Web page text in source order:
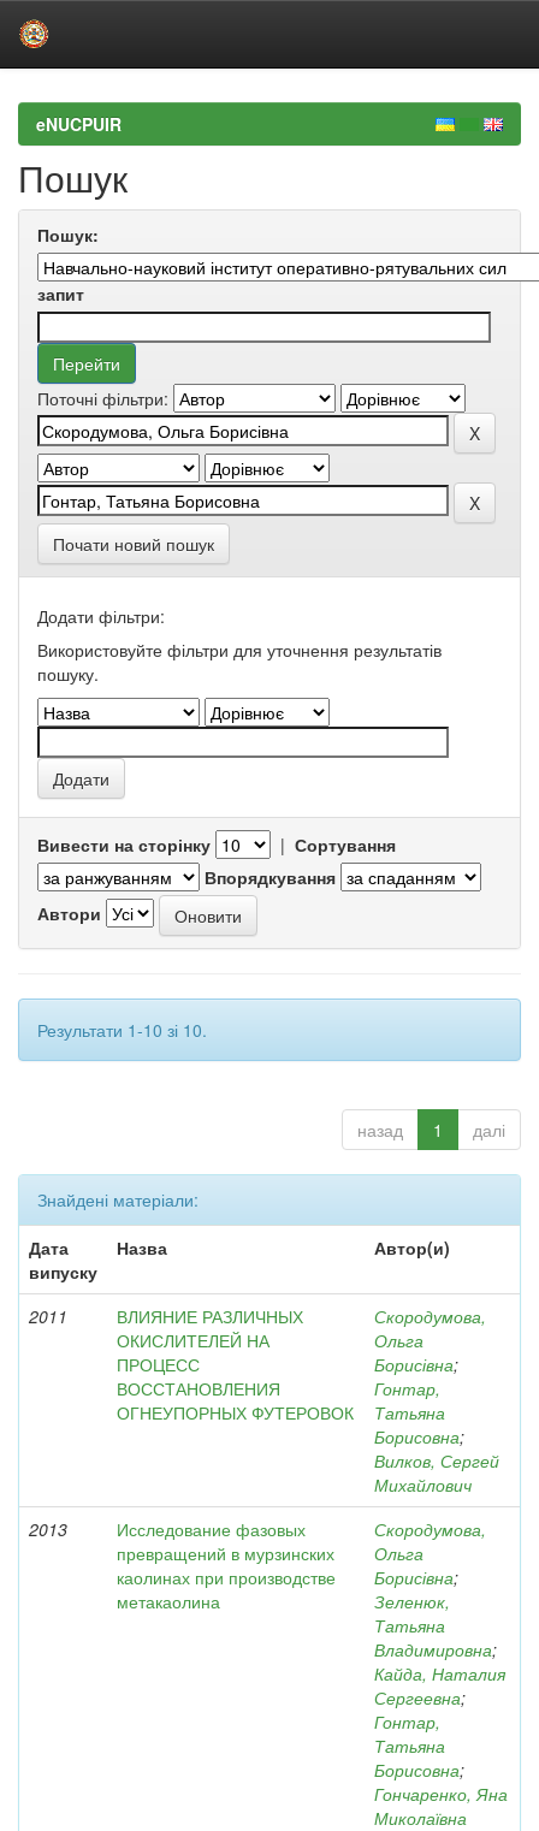
navigationeNUCPUIR
Пошук
Пошук:
запит
Поточні фільтри:
Почати новий пошук
Додати фільтри:
Використовуйте фільтри для уточнення результатів
пошуку.
Вивести на сторінку | Сортування
Впорядкування
Автори
Результати 1-10 зі 10.
назад 1 далі
Знайдені матеріали:
Дата
випуску
Назва Автор(и)
2011
ВЛИЯНИЕ РАЗЛИЧНЫХ
ОКИСЛИТЕЛЕЙ НА
ПРОЦЕСС
ВОССТАНОВЛЕНИЯ
ОГНЕУПОРНЫХ ФУТЕРОВОК
Скородумова,
Ольга
Борисівна;
Гонтар,
Татьяна
Борисовна;
Вилков, Сергей
Михайлович
2013
Исследование фазовых
превращений в мурзинских
каолинах при производстве
метакаолина
Скородумова,
Ольга
Борисівна;
Зеленюк,
Татьяна
Владимировна;
Кайда, Наталия
Сергеевна;
Гонтар,
Татьяна
Борисовна;
Гончаренко, Яна
Миколаївна